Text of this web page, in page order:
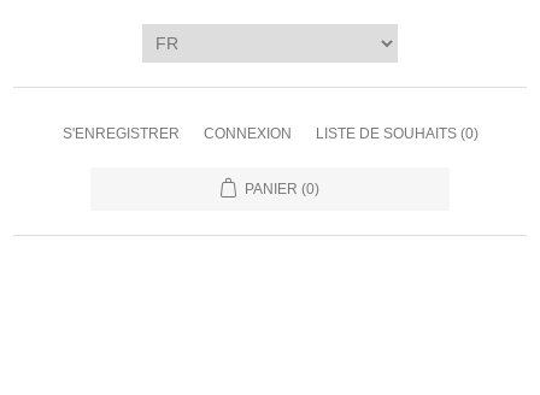
S'ENREGISTRER CONNEXION LISTE DE SOUHAITS (0)
PANIER (0)